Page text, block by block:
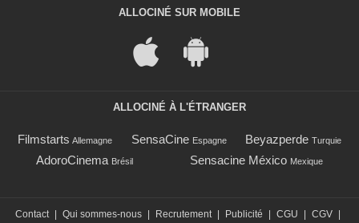
ALLOCINÉ SUR MOBILE
ALLOCINÉ À L'ÉTRANGER
Filmstarts Allemagne SensaCine Espagne Beyazperde Turquie
AdoroCinema Brésil Sensacine México Mexique
Contact Qui sommes-nous Recrutement Publicité CGU CGV